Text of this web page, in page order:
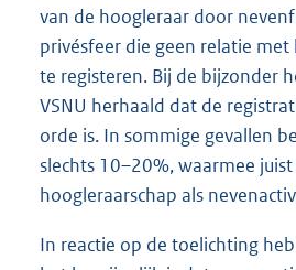
van de hoogleraar door
privésfeer die geen relatie
te registeren. Bij de bijzonder
VSNU herhaald dat de
orde is. In sommige gevallen
slechts 10–20%, waarmee
hoogleraarschap als
In reactie op de toelichting